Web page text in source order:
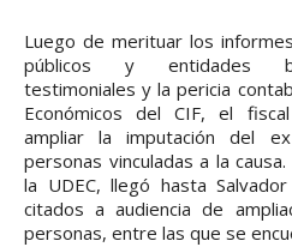
Luego de merituar los
públicos y entidades
testimoniales y la pericia
Económicos del CIF, el
ampliar la imputación del
personas vinculadas a la
la UDEC, llegó hasta
citados a audiencia de
personas, entre las que se